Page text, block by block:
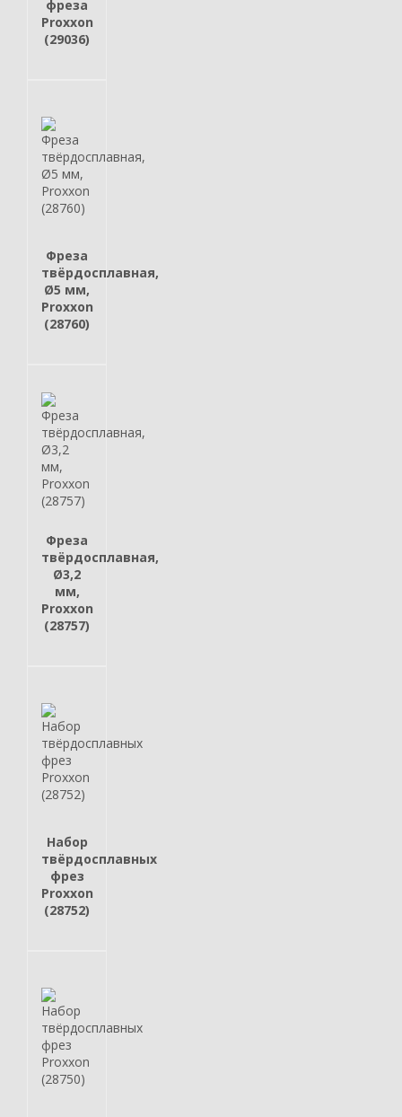
фреза
Proxxon
(29036)
Фреза
твёрдосплавная,
Ø5 мм,
Proxxon
(28760)
Фреза
твёрдосплавная,
Ø3,2
мм,
Proxxon
(28757)
Набор
твёрдосплавных
фрез
Proxxon
(28752)